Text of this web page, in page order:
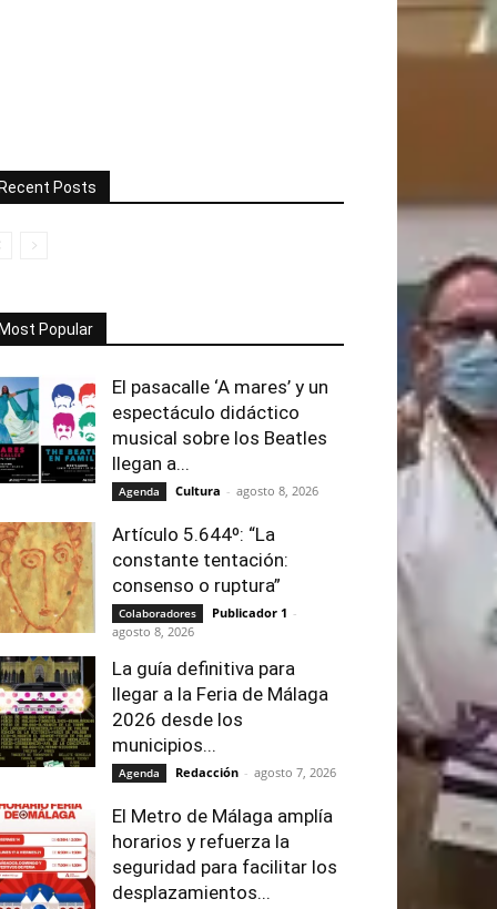
Posts
Popular
El pasacalle ‘A mares’ y un
espectáculo didáctico
musical sobre los Beatles
llegan a...
Agenda Cultura - agosto 8, 2026
Artículo 5.644º: “La
constante tentación:
consenso o ruptura”
Colaboradores Publicador 1 -
agosto 8, 2026
La guía definitiva para
llegar a la Feria de Málaga
2026 desde los
municipios...
Agenda Redacción - agosto 7, 2026
El Metro de Málaga amplía
horarios y refuerza la
seguridad para facilitar los
desplazamientos...